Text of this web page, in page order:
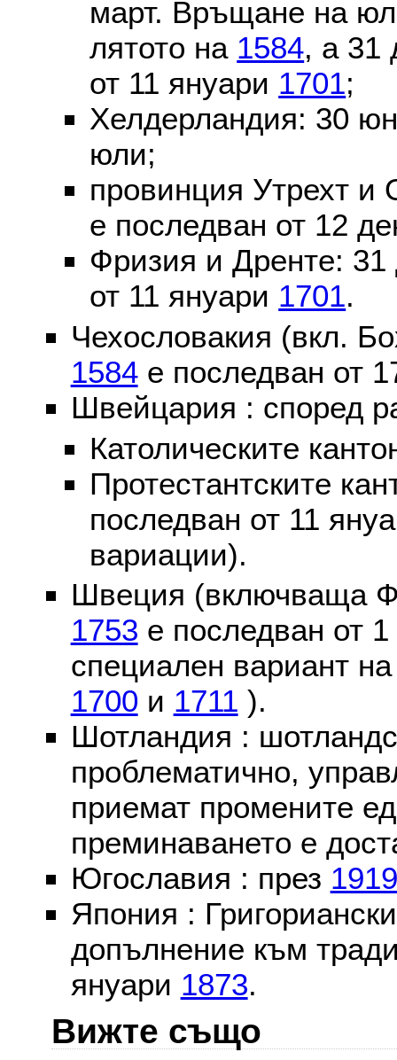
март. Връщане на
лятото на 1584, а 31
от 11 януари 1701;
Хелдерландия: 30
юли;
провинция Утрехт
е последван от 12
Фризия и Дренте:
от 11 януари 1701.
Чехословакия (вкл.
1584е последван от
Швейцария : според
Католическите
Протестантските
последван от 11
вариации).
Швеция (включваща
1753 е последван от
специален вариант
1700 и 1711 ).
Шотландия :
проблематично,
приемат промените
преминаването е
Югославия : през 1919
Япония :
допълнение към
януари 1873.
Вижте също